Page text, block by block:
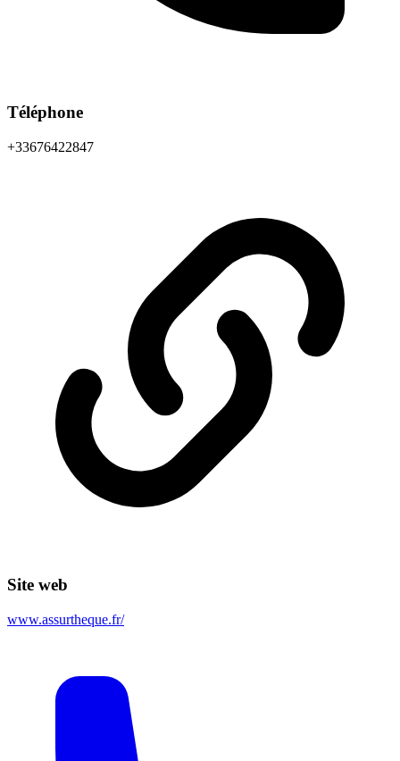
Téléphone
+33676422847
Site web
www.assurtheque.fr/